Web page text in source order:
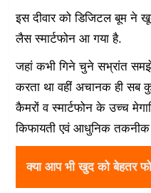
इस दीवार को डिजिटल बूम ने
लैस स्मार्टफोन आ गया है.
जहां कभी गिने चुने सभ्रांत
करता था वहीं अचानक ही सब
कैमरों व स्मार्टफोन के उच्च
किफायती एवं आधुनिक
क्या आप भी खुद को बेहतर